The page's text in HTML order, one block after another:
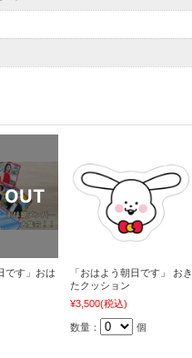
です」おは
「おはよう朝日です」 おき
たクッション
¥3,500(税込)
数量： 個